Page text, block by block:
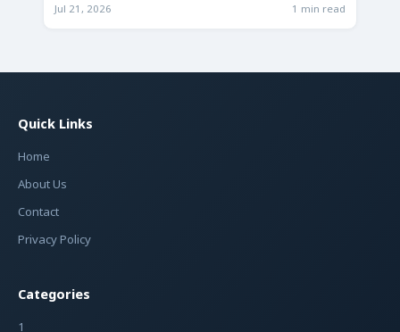
Jul 21, 2026 1 min read
Quick Links
Home
About Us
Contact
Privacy Policy
Categories
1